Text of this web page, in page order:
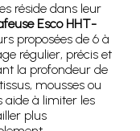
réside dans leur
Esco HHT-
proposées de 6 à
régulier, précis et
la profondeur de
mousses ou
à limiter les
plus